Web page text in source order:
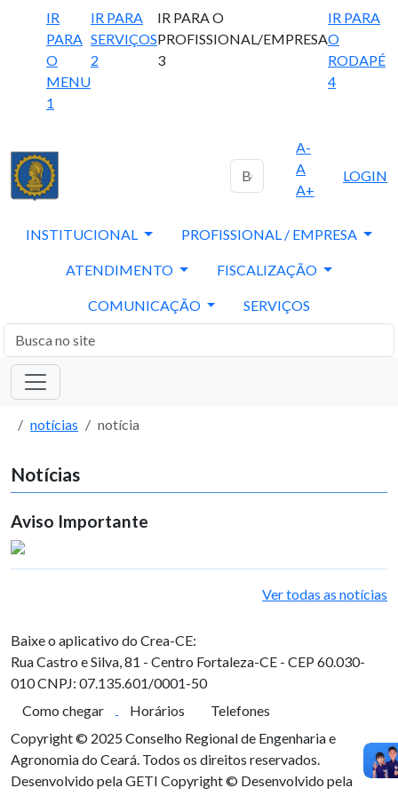
IR
PARA
O
MENU
1
IR PARA
SERVIÇOS
2
IR PARA O
PROFISSIONAL/EMPRESA
3
IR PARA
O
RODAPÉ
4
A-
A
A+
LOGIN
INSTITUCIONAL PROFISSIONAL / EMPRESA
ATENDIMENTO FISCALIZAÇÃO
COMUNICAÇÃO SERVIÇOS
notícias notícia
Notícias
Aviso Importante
Ver todas as notícias
Baixe o aplicativo do Crea-CE:
Rua Castro e Silva, 81 - Centro Fortaleza-CE - CEP 60.030-
010CNPJ: 07.135.601/0001-50
Como chegar
Horários
Telefones
Copyright © 2025 Conselho Regional de Engenharia e
Agronomia do Ceará. Todos os direitos reservados.
Desenvolvido pela GETI Copyright © Desenvolvido pela